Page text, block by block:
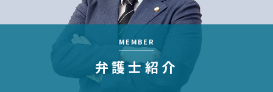
MEMBER
弁護士紹介